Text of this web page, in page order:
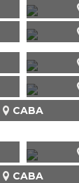
CABA
CABA